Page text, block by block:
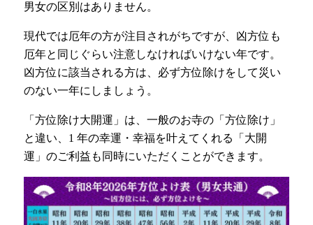
男女の区別はありません。
現代では厄年の方が注目されがちですが、凶方位も
厄年と同じぐらい注意しなければいけない年です。
凶方位に該当される方は、必ず方位除けをして災い
のない一年にしましょう。
「方位除け大開運」は、一般のお寺の「方位除け」
と違い、1 年の幸運・幸福を叶えてくれる「大開
運」のご利益も同時にいただくことができます。